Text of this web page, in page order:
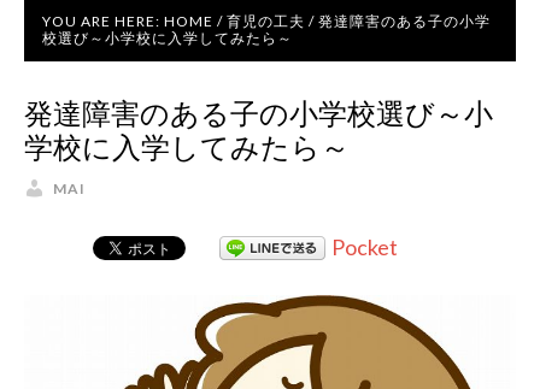
YOU ARE HERE: HOME / 育児の工夫 / 発達障害のある子の小学
校選び～小学校に入学してみたら～
発達障害のある子の小学校選び～小
学校に入学してみたら～
MAI
Pocket